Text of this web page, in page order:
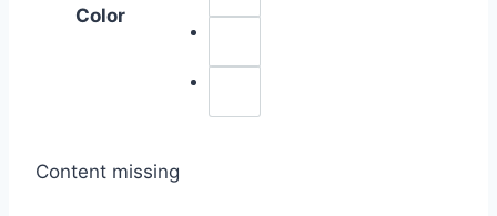
Color
Content missing